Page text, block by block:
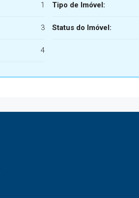
1
3
4
Tipo de Imóvel:
Status do Imóvel: